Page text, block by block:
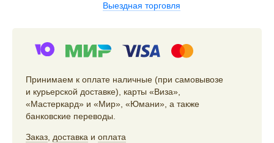
Выездная торговля
Принимаем к оплате наличные (при самовывозе
и курьерской доставке), карты «Виза»,
«Мастеркард» и «Мир», «Юмани», а также
банковские переводы.
Заказ доставка и оплата